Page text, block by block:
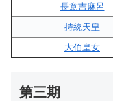
長意吉麻呂
持統天皇
大伯皇女
第三期